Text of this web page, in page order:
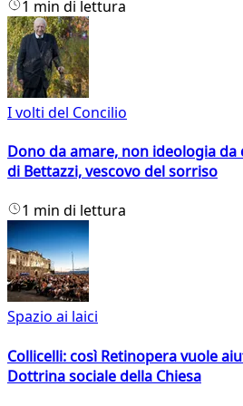
1 min di lettura
I volti del Concilio
Dono da amare, non ideologia
di Bettazzi, vescovo del sorriso
1 min di lettura
Spazio ai laici
Collicelli: così Retinopera vuole
Dottrina sociale della Chiesa